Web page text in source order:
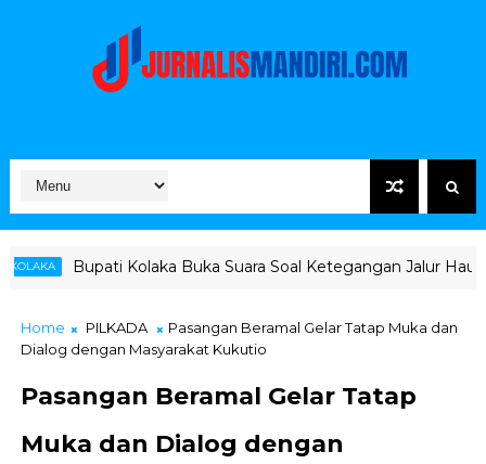
Buka Suara Soal Ketegangan Jalur Hauling Pomalaa
Home PILKADA
Pasangan Beramal Gelar Tatap Muka dan
Dialog dengan Masyarakat Kukutio
Pasangan Beramal Gelar Tatap
Muka dan Dialog dengan